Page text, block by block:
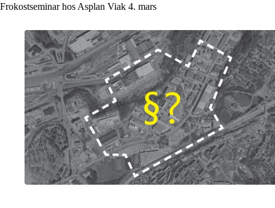
Frokostseminar hos Asplan Viak 4. mars